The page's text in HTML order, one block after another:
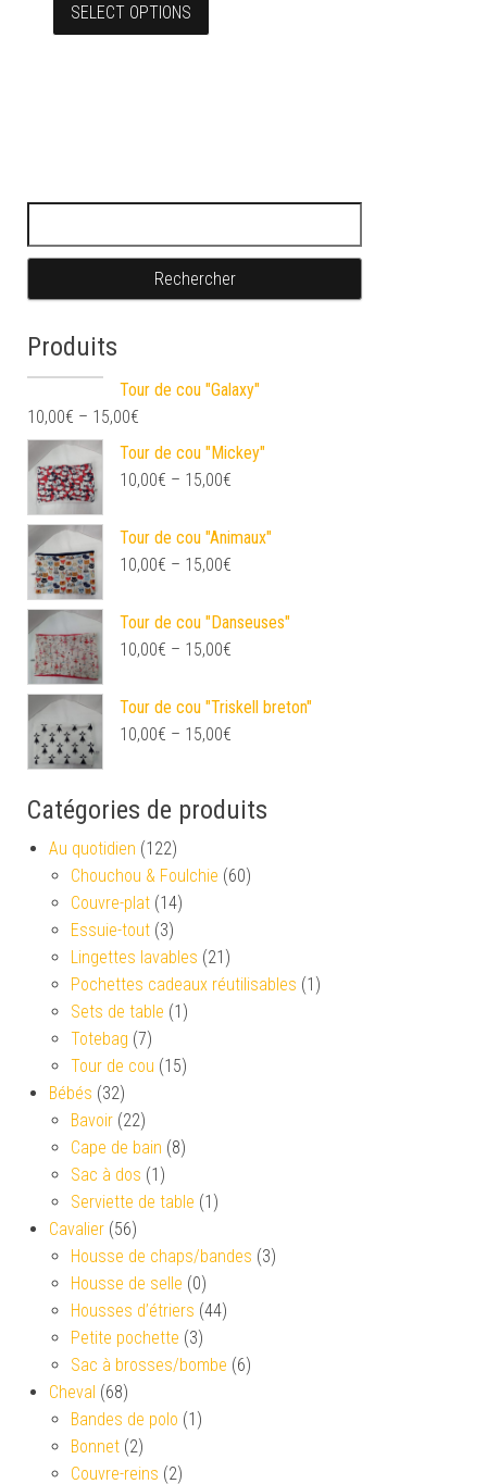
SELECT OPTIONS
Produits
Tour de cou "Galaxy"
10,00€ – 15,00€
Tour de cou "Mickey"
10,00€ – 15,00€
Tour de cou "Animaux"
10,00€ – 15,00€
Tour de cou "Danseuses"
10,00€ – 15,00€
Tour de cou "Triskell breton"
10,00€ – 15,00€
Catégories de produits
Au quotidien (122)
Chouchou & Foulchie (60)
Couvre-plat (14)
Essuie-tout (3)
Lingettes lavables (21)
Pochettes cadeaux réutilisables (1)
Sets de table (1)
Totebag (7)
Tour de cou (15)
Bébés (32)
Bavoir (22)
Cape de bain (8)
Sac à dos (1)
Serviette de table (1)
Cavalier (56)
Housse de chaps/bandes (3)
Housse de selle (0)
Housses d’étriers (44)
Petite pochette (3)
Sac à brosses/bombe (6)
Cheval (68)
Bandes de polo (1)
Bonnet (2)
Couvre-reins (2)